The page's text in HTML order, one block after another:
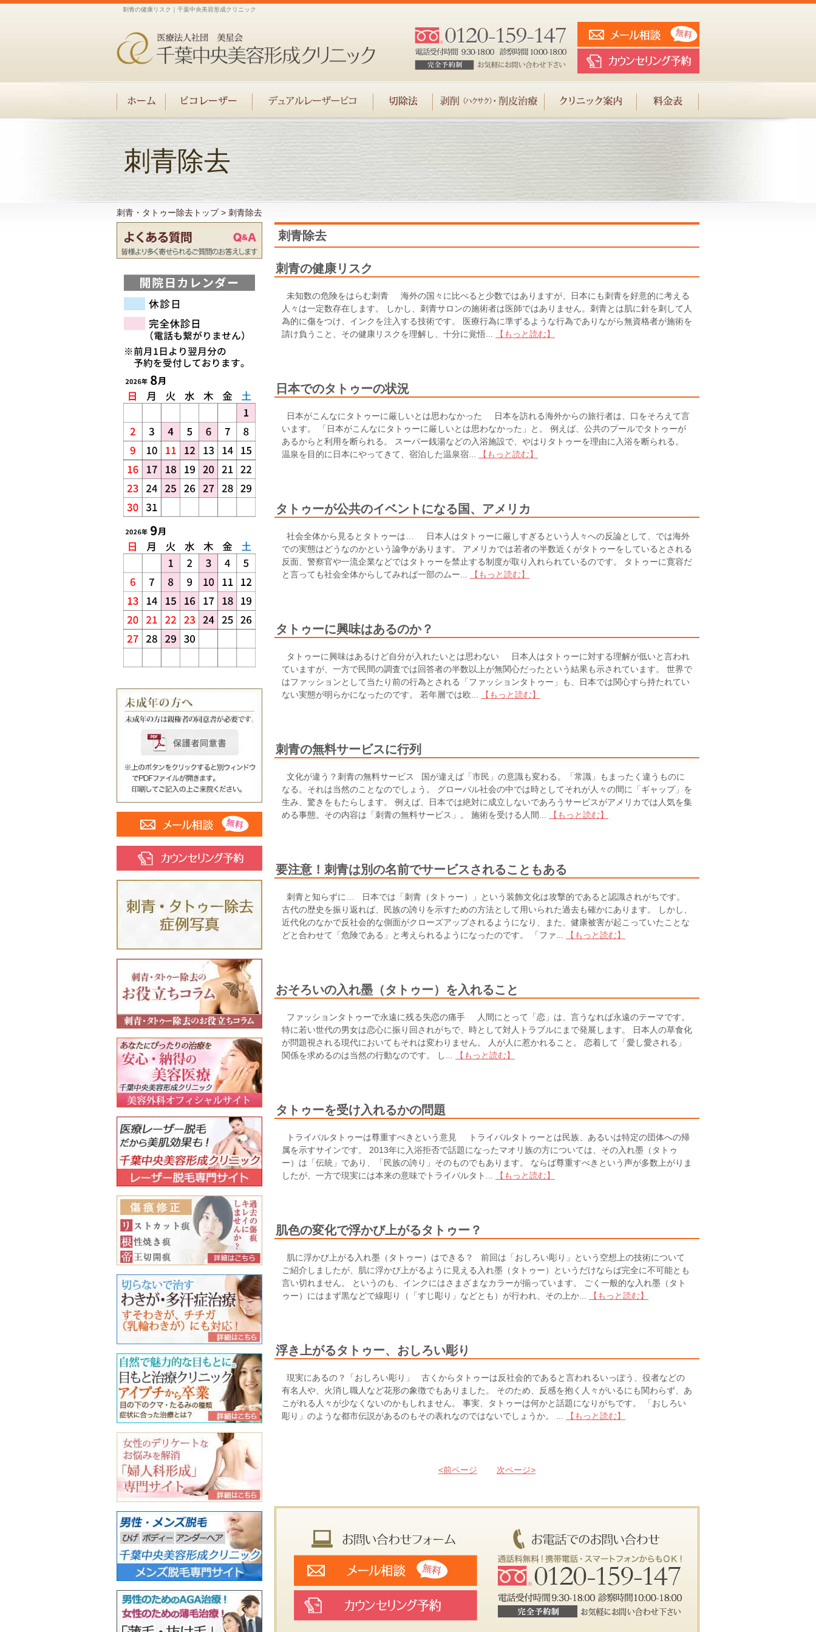
刺青の健康リスク｜千葉中央美容形成クリニック
刺青除去
刺青・タトゥー除去トップ> 刺青除去
刺青除去
刺青の健康リスク
未知数の危険をはらむ刺青 海外の国々に比べると少数ではありますが、日本にも刺青を好意的に考える
人々は一定数存在します。 しかし、刺青サロンの施術者は医師ではありません。刺青とは肌に針を刺して人
為的に傷をつけ、インクを注入する技術です。 医療行為に準ずるような行為でありながら無資格者が施術を
請け負うこと、その健康リスクを理解し、十分に覚悟...
【もっと読む】
日本でのタトゥーの状況
日本がこんなにタトゥーに厳しいとは思わなかった 日本を訪れる海外からの旅行者は、口をそろえて言
います。 「日本がこんなにタトゥーに厳しいとは思わなかった」と。 例えば、公共のプールでタトゥーが
あるからと利用を断られる。 スーパー銭湯などの入浴施設で、やはりタトゥーを理由に入浴を断られる。
温泉を目的に日本にやってきて、宿泊した温泉宿...
【もっと読む】
タトゥーが公共のイベントになる国、アメリカ
社会全体から見るとタトゥーは… 日本人はタトゥーに厳しすぎるという人々への反論として、では海外
での実態はどうなのかという論争があります。 アメリカでは若者の半数近くがタトゥーをしているとされる
反面、警察官や一流企業などではタトゥーを禁止する制度が取り入れられているのです。 タトゥーに寛容だ
と言っても社会全体からしてみれば一部のムー...
【もっと読む】
タトゥーに興味はあるのか？
タトゥーに興味はあるけど自分が入れたいとは思わない 日本人はタトゥーに対する理解が低いと言われ
ていますが、一方で民間の調査では回答者の半数以上が無関心だったという結果も示されています。 世界で
はファッションとして当たり前の行為とされる「ファッションタトゥー」も、日本では関心すら持たれてい
ない実態が明らかになったのです。 若年層では欧...
【もっと読む】
刺青の無料サービスに行列
文化が違う？刺青の無料サービス 国が違えば「市民」の意識も変わる。「常識」もまったく違うものに
なる。それは当然のことなのでしょう。 グローバル社会の中では時としてそれが人々の間に「ギャップ」を
生み、驚きをもたらします。 例えば、日本では絶対に成立しないであろうサービスがアメリカでは人気を集
める事態。その内容は「刺青の無料サービス」。 施術を受ける人間...
【もっと読む】
要注意！刺青は別の名前でサービスされることもある
刺青と知らずに… 日本では「刺青（タトゥー）」という装飾文化は攻撃的であると認識されがちです。
古代の歴史を振り返れば、民族の誇りを示すための方法として用いられた過去も確かにあります。 しかし、
近代化のなかで反社会的な側面がクローズアップされるようになり、また、健康被害が起こっていたことな
どと合わせて「危険である」と考えられるようになったのです。 「ファ...
【もっと読む】
おそろいの入れ墨（タトゥー）を入れること
ファッションタトゥーで永遠に残る失恋の痛手 人間にとって「恋」は、言うなれば永遠のテーマです。
特に若い世代の男女は恋心に振り回されがちで、時として対人トラブルにまで発展します。 日本人の草食化
が問題視される現代においてもそれは変わりません。 人が人に惹かれること。 恋着して「愛し愛される」
関係を求めるのは当然の行動なのです。 し...
【もっと読む】
タトゥーを受け入れるかの問題
トライバルタトゥーは尊重すべきという意見 トライバルタトゥーとは民族、あるいは特定の団体への帰
属を示すサインです。 2013年に入浴拒否で話題になったマオリ族の方については、その入れ墨（タトゥ
ー）は「伝統」であり、「民族の誇り」そのものでもあります。 ならば尊重すべきという声が多数上がりま
したが、一方で現実には本来の意味でトライバルタト...
【もっと読む】
肌色の変化で浮かび上がるタトゥー？
肌に浮かび上がる入れ墨（タトゥー）はできる？ 前回は「おしろい彫り」という空想上の技術について
ご紹介しましたが、肌に浮かび上がるように見える入れ墨（タトゥー）というだけならば完全に不可能とも
言い切れません。 というのも、インクにはさまざまなカラーが揃っています。 ごく一般的な入れ墨（タト
ゥー）にはまず黒などで線彫り（「すじ彫り」などとも）が行われ、その上か...
【もっと読む】
浮き上がるタトゥー、おしろい彫り
現実にあるの？「おしろい彫り」 古くからタトゥーは反社会的であると言われるいっぽう、役者などの
有名人や、火消し職人など花形の象徴でもありました。 そのため、反感を抱く人々がいるにも関わらず、あ
こがれる人々が少なくないのかもしれません。 事実、タトゥーは何かと話題になりがちです。 「おしろい
彫り」のような都市伝説があるのもその表れなのではないでしょうか。 ...
【もっと読む】
<前ページ 次ページ>